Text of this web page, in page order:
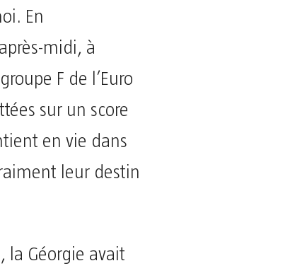
En
midi, à
F de l’Euro
sur un score
en vie dans
leur destin
la Géorgie avait